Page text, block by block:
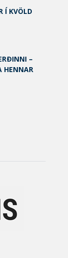
Í KVÖLD
–
HENNAR